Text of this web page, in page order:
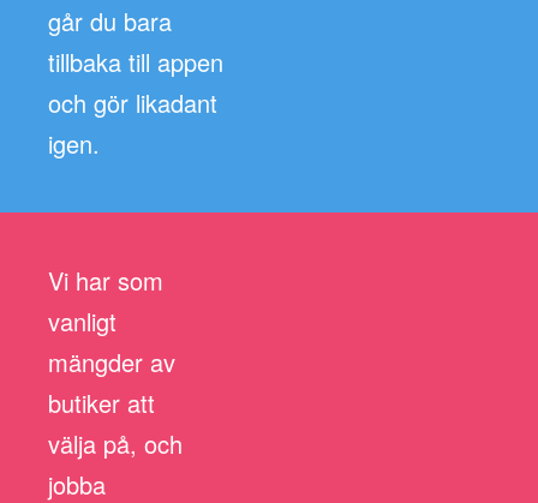
går du bara
tillbaka till appen
och gör likadant
igen.
Vi har som
vanligt
mängder av
butiker att
välja på, och
jobba